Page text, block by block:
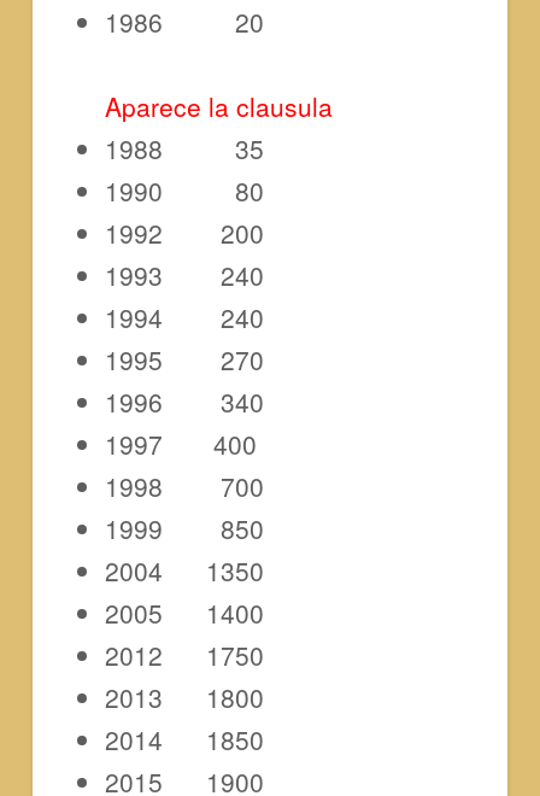
1986 20
Aparece la clausula
1988 35
1990 80
1992 200
1993 240
1994 240
1995 270
1996 340
1997 400
1998 700
1999 850
2004 1350
2005 1400
2012 1750
2013 1800
2014 1850
2015 1900